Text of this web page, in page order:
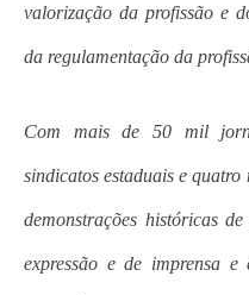
valorização da profissão e
da regulamentação da
Com mais de 50 mil
sindicatos estaduais e
demonstrações históricas
expressão e de imprensa